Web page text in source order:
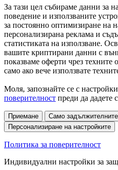
За тази цел събираме данни за
поведение и използваните
за постоянно оптимизиране на
персонализирана реклама и
статистиката на използване.
вашите криптирани данни с
показваме оферти чрез
само ако вече използвате
Моля, запознайте се с
поверителност преди да дадете
Приемане
Само задължителните
Персонализиране на настройките
Политика за поверителност
Индивидуални настройки за